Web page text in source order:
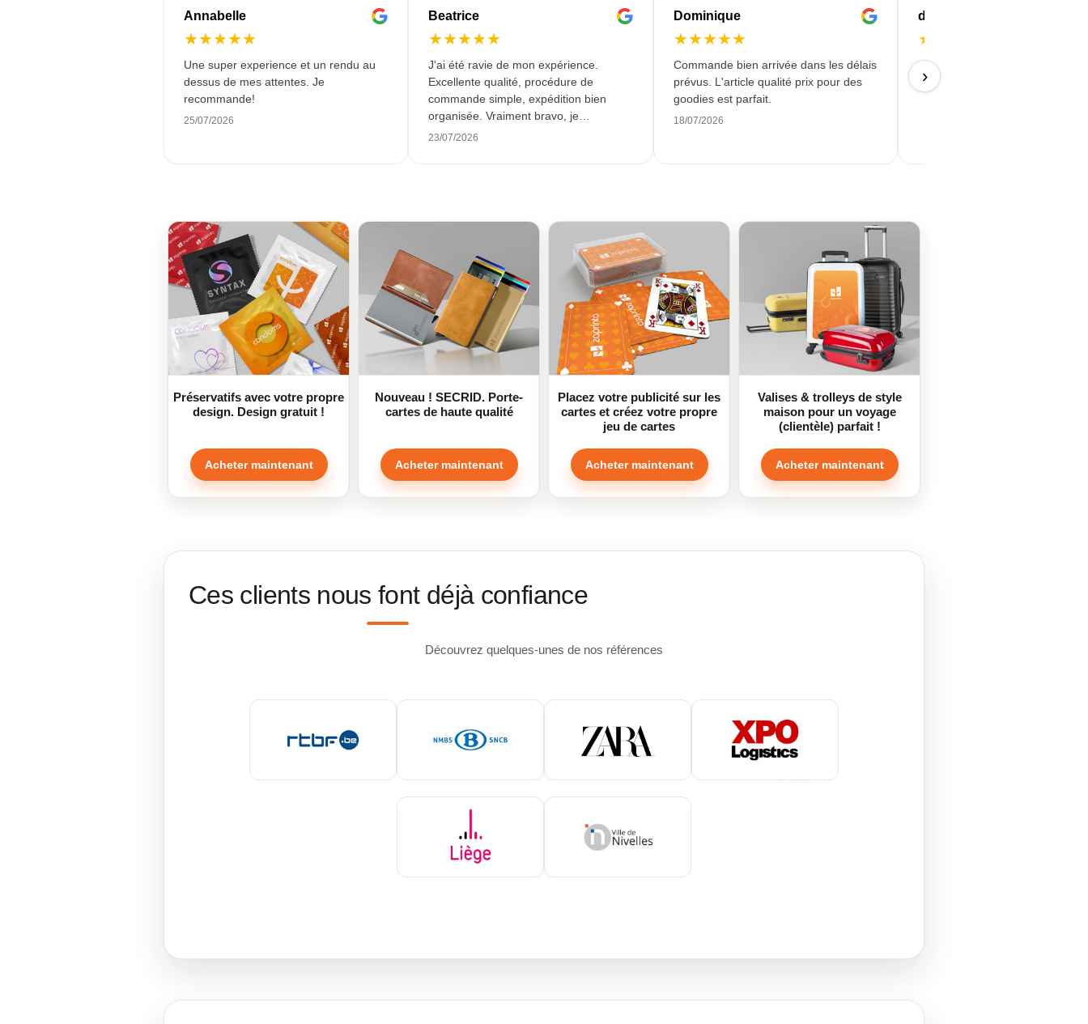
Annabelle
★★★★★
Une super experience et un rendu au
dessus de mes attentes. Je
recommande!
25/07/2026
Beatrice
★★★★★
J'ai été ravie de mon expérience.
Excellente qualité, procédure de
commande simple, expédition bien
organisée. Vraiment bravo, je
commanderai certainement à nouveau
23/07/2026
Dominique
★★★★★
Commande bien arrivée dans les délais
prévus. L'article qualité prix pour des
goodies est parfait.
18/07/2026
dj
★
16/07/2026
›
Préservatifs avec votre propre
design. Design gratuit !
Acheter maintenant
Nouveau ! SECRID. Porte-
cartes de haute qualité
Acheter maintenant
Placez votre publicité sur les
cartes et créez votre propre
jeu de cartes
Acheter maintenant
Valises & trolleys de style
maison pour un voyage
(clientèle) parfait !
Acheter maintenant
Ces clients nous font déjà confiance
Découvrez quelques-unes de nos références